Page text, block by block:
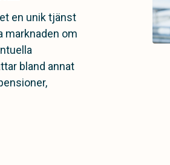
en unik tjänst
marknaden om
bland annat